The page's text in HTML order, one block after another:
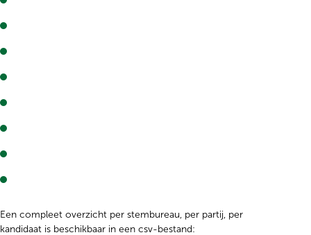
Een compleet overzicht per stembureau, per partij, per
kandidaat is beschikbaar in een csv-bestand: